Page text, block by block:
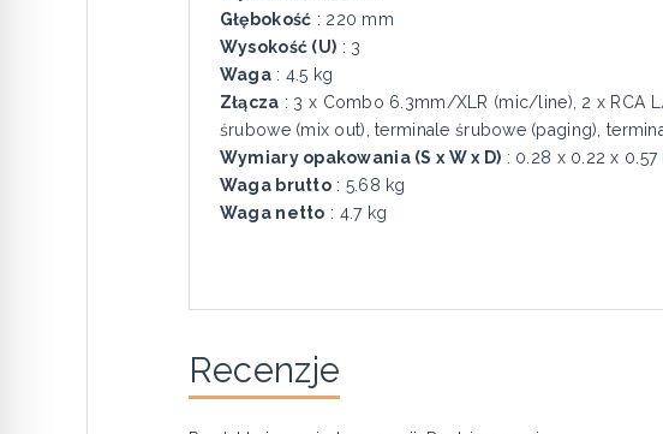
Głębokość : 220 mm
Wysokość (U) : 3
Waga: 4.5 kg
Złącza : 3 x Combo 6.3mm/XLR (mic/line), 2 x RCA
śrubowe (mix out), terminale śrubowe (paging),
Wymiary opakowania (S x W x D) : 0.28 x 0.22 x 0.57
Waga brutto: 5.68 kg
Waga netto : 4.7 kg
Recenzje